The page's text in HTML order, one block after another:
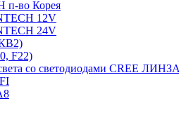
п-во Корея
12V
24V
F22)
со светодиодами CREE ЛИНЗА